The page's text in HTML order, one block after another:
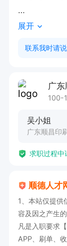
工作时间
08:00-
展开
联系我时请
广东
100-
吴小姐
广东顺昌印
求职过程中
顺德人才
1、本站仅提供
容及因之产生
凡是入职要求
APP、刷单、